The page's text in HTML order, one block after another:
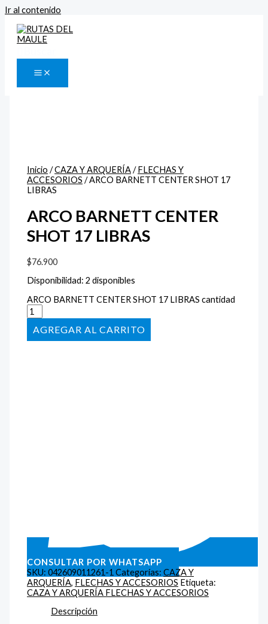
Ir al contenido
Inicio /CAZA Y ARQUERÍA/FLECHAS Y
ACCESORIOS / ARCO BARNETT CENTER SHOT 17
LIBRAS
ARCO BARNETT CENTER
SHOT 17 LIBRAS
$76.900
Disponibilidad: 2 disponibles
ARCO BARNETT CENTER SHOT 17 LIBRAS cantidad
AÑADIR AL CARRITO
CONSULTAR POR WHATSAPP
SKU:042609011261-1 Categorías:CAZA Y
ARQUERÍA, FLECHAS Y ACCESORIOS Etiqueta:
CAZA Y ARQUERÍA FLECHAS Y ACCESORIOS
Descripción